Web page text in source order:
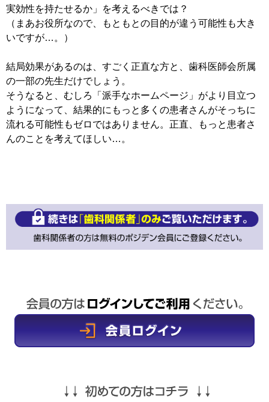
実効性を持たせるか」を考えるべきでは？
（まあお役所なので、もともとの目的が違う可能性も大き
いですが…。）
結局効果があるのは、すごく正直な方と、歯科医師会所属
の一部の先生だけでしょう。
そうなると、むしろ「派手なホームページ」がより目立つ
ようになって、結果的にもっと多くの患者さんがそっちに
流れる可能性もゼロではありません。正直、もっと患者さ
んのことを考えてほしい…。